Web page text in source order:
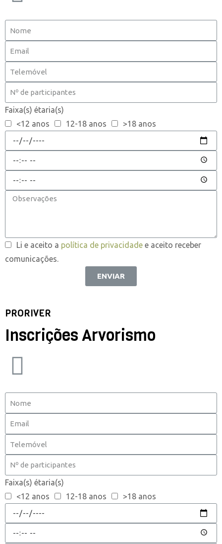
Faixa(s) étaria(s)
<12 anos
12-18 anos >18 anos
Li e aceito a política de privacidade e aceito receber
comunicações.
ENVIAR
PRORIVER
Inscrições Arvorismo
Faixa(s) étaria(s)
<12 anos
12-18 anos >18 anos